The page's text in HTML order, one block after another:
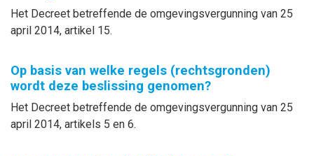
Het Decreet betreffende de omgevingsvergunning van 25
april 2014, artikel 15.
Op basis van welke regels (rechtsgronden)
wordt deze beslissing genomen?
Het Decreet betreffende de omgevingsvergunning van 25
april 2014, artikels 5 en 6.